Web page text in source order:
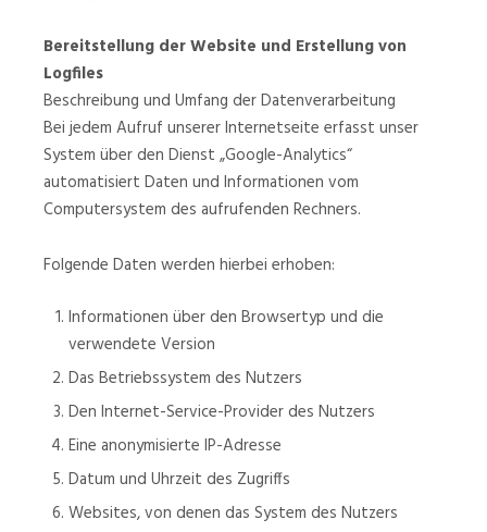
Bereitstellung der Website und Erstellung von
Logfiles
Beschreibung und Umfang der Datenverarbeitung
Bei jedem Aufruf unserer Internetseite erfasst unser
System über den Dienst „Google-Analytics“
automatisiert Daten und Informationen vom
Computersystem des aufrufenden Rechners.
Folgende Daten werden hierbei erhoben:
Informationen über den Browsertyp und die
verwendete Version
Das Betriebssystem des Nutzers
Den Internet-Service-Provider des Nutzers
Eine anonymisierte IP-Adresse
Datum und Uhrzeit des Zugriffs
Websites, von denen das System des Nutzers